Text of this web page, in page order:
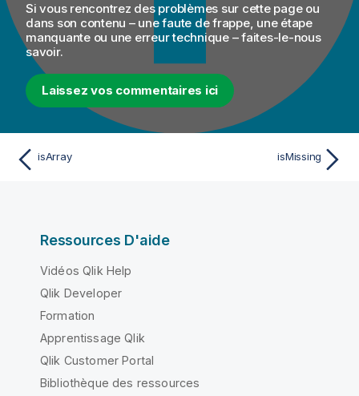
Si vous rencontrez des problèmes sur cette page ou
dans son contenu – une faute de frappe, une étape
manquante ou une erreur technique – faites-le-nous
savoir.
Laissez vos commentaires ici
isArray isMissing
Ressources D'aide
Vidéos Qlik Help
Qlik Developer
Formation
Apprentissage Qlik
Qlik Customer Portal
Bibliothèque des ressources